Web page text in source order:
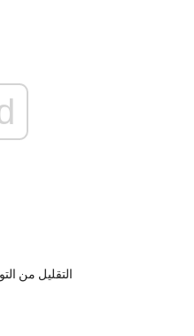
التقليل من